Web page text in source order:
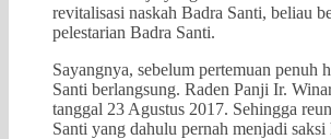
revitalisasi naskah Badra Santi, beliau
pelestarian Badra Santi.
Sayangnya, sebelum pertemuan penuh
Santi berlangsung. Raden Panji Ir.
tanggal 23 Agustus 2017. Sehingga
Santi yang dahulu pernah menjadi